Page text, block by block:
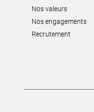
Nos valeurs
Nos engagements
Recrutement